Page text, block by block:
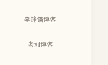
李锋镝博客
老刘博客